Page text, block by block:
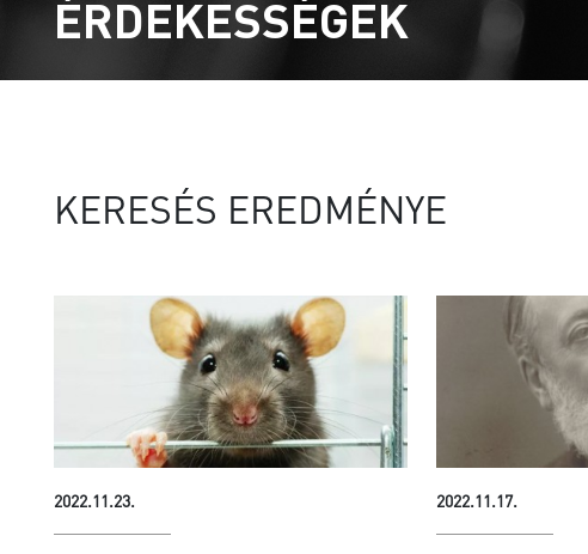
ÉRDEKESSÉGEK
KERESÉS EREDMÉNYE
2022.11.23. 2022.11.17.